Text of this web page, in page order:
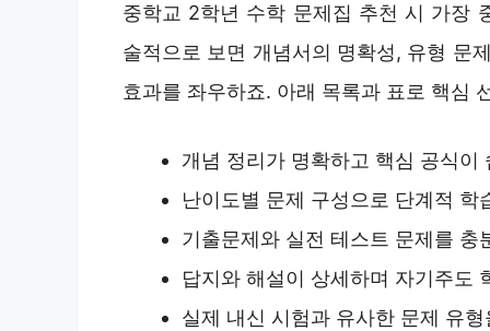
중학교 2학년 수학 문제집 추천 시 가장
술적으로 보면 개념서의 명확성, 유형 문
효과를 좌우하죠. 아래 목록과 표로 핵심
개념 정리가 명확하고 핵심 공식이
난이도별 문제 구성으로 단계적 학
기출문제와 실전 테스트 문제를 충
답지와 해설이 상세하며 자기주도
실제 내신 시험과 유사한 문제 유